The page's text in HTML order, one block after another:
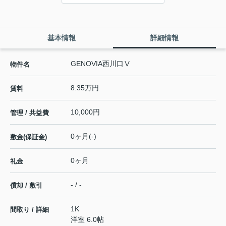
基本情報 詳細情報
物件名 GENOVIA西川口Ⅴ
賃料 8.35万円
管理 / 共益費 10,000円
敷金(保証金) 0ヶ月(-)
礼金 0ヶ月
償却 / 敷引 - / -
間取り / 詳細
1K
洋室 6.0帖